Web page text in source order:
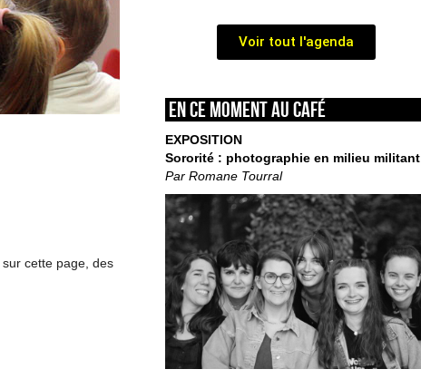
cette page, des
Voir tout l'agenda
En ce moment au café
EXPOSITION
Sororité : photographie en milieu militant
Par Romane Tourral